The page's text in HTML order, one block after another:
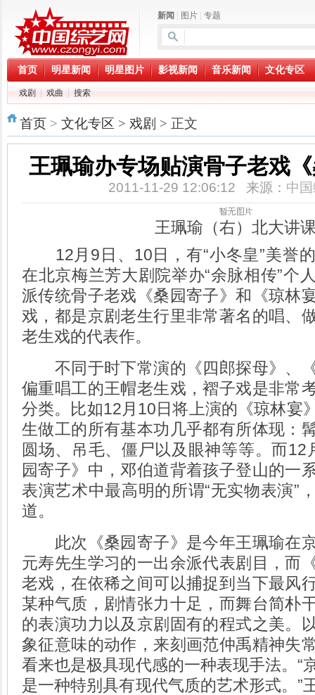
新闻 图片 专题
首页 明星新闻 明星图片 影视新闻 音乐新闻 文化专区
戏剧 戏曲 搜索
首页 > 文化专区 > 戏剧 > 正文
王珮瑜办专场贴演骨子老戏
2011-11-29 12:06:12 来源： 中
王珮瑜（右）北大讲
12月9日、10日，有“小冬皇”美誉
在北京梅兰芳大剧院举办“余脉相传”个
派传统骨子老戏《桑园寄子》和《琼林
戏，都是京剧老生行里非常著名的唱、
老生戏的代表作。
不同于时下常演的《四郎探母》、
偏重唱工的王帽老生戏，褶子戏是非常
分类。比如12月10日将上演的《琼林宴
生做工的所有基本功几乎都有所体现：
圆场、吊毛、僵尸以及眼神等等。而12
园寄子》中，邓伯道背着孩子登山的一
表演艺术中最高明的所谓“无实物表演”
道。
此次《桑园寄子》是今年王珮瑜在
元寿先生学习的一出余派代表剧目，而
老戏，在依稀之间可以捕捉到当下最风
某种气质，剧情张力十足，而舞台简朴
的表演功力以及京剧固有的程式之美。
象征意味的动作，来刻画范仲禹精神失
看来也是极具现代感的一种表现手法。“
是一种特别具有现代气质的艺术形式。”